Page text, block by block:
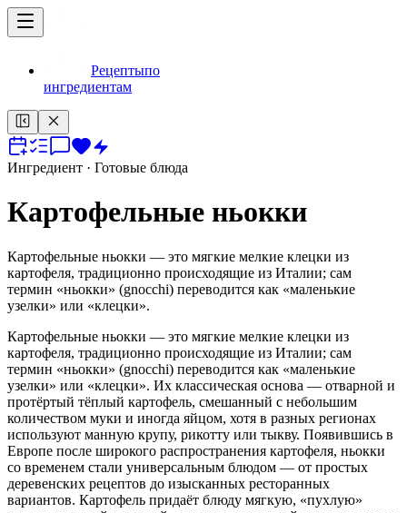
Рецептыпо
ингредиентам
Ингредиент · Готовые блюда
Картофельные ньокки
Картофельные ньокки — это мягкие мелкие клецки из
картофеля, традиционно происходящие из Италии; сам
термин «ньокки» (gnocchi) переводится как «маленькие
узелки» или «клецки».
Картофельные ньокки — это мягкие мелкие клецки из
картофеля, традиционно происходящие из Италии; сам
термин «ньокки» (gnocchi) переводится как «маленькие
узелки» или «клецки». Их классическая основа — отварной и
протёртый тёплый картофель, смешанный с небольшим
количеством муки и иногда яйцом, хотя в разных регионах
используют манную крупу, рикотту или тыкву. Появившись в
Европе после широкого распространения картофеля, ньокки
со временем стали универсальным блюдом — от простых
деревенских рецептов до изысканных ресторанных
вариантов. Картофель придаёт блюду мягкую, «пухлую»